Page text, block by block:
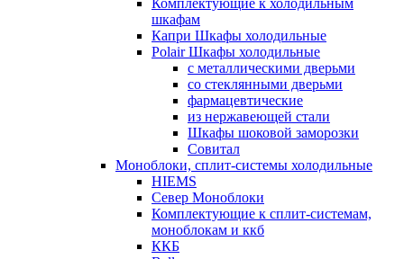
шкафам
Капри Шкафы холодильные
Polair Шкафы холодильные
с металлическими дверьми
со стеклянными дверьми
фармацевтические
из нержавеющей стали
Шкафы шоковой заморозки
Совитал
Моноблоки, сплит-системы холодильные
HIEMS
Север Моноблоки
Комплектующие к сплит-системам,
моноблокам и ккб
ККБ